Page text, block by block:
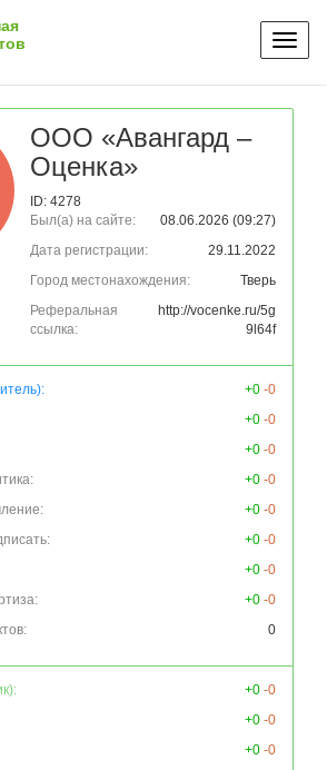
ООО «Авангард –
Оценка»
ID: 4278
Был(а) на сайте:
08.06.2026 (09:27)
Дата регистрации:
29.11.2022
Город местонахождения:
Тверь
Реферальная
ссылка:
http://vocenke.ru/5g
9l64f
+0 -0
+0 -0
+0 -0
+0 -0
+0 -0
+0 -0
+0 -0
+0 -0
0
+0 -0
+0 -0
+0 -0